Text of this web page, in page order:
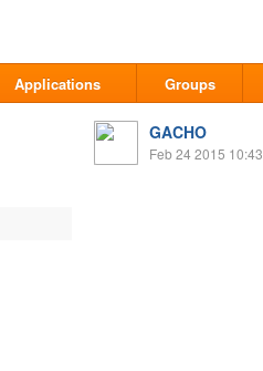
Applications Groups
GACHO
Feb 24 2015 10:43